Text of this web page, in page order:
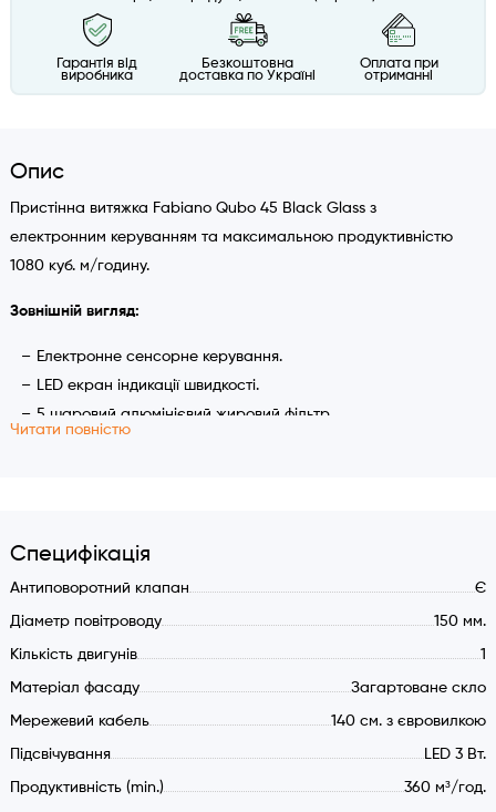
Гарантія від
виробника
Безкоштовна
доставка по Україні
Оплата при
отриманні
Опис
Пристінна витяжка Fabiano Qubo 45 Black Glass з
електронним керуванням та максимальною продуктивністю
1080 куб. м/годину.
Зовнішній вигляд:
Електронне сенсорне керування.
LED екран індикації швидкості.
5 шаровий алюмінієвий жировий фільтр.
ІНВЕРТОРНИЙ високоефективний мотор турбінного типу.
режим.
Оптимальні режими 2 та 3 а швидкість.
Продуктивність (макс.) 1080 м3/год. (вільний випуск).
Сенсорне електронне управління.
Пульт Д.У. в комплекті.
Таймер авто відключення (10 хвилин).
Читати повністю
Специфікація
Антиповоротний клапан Є
Діаметр повітроводу 150 мм.
Кількість двигунів 1
Матеріал фасаду Загартоване скло
Мережевий кабель 140 см. з євровилкою
Підсвічування LED 3 Вт.
Продуктивність (min.) 360 м³/год.